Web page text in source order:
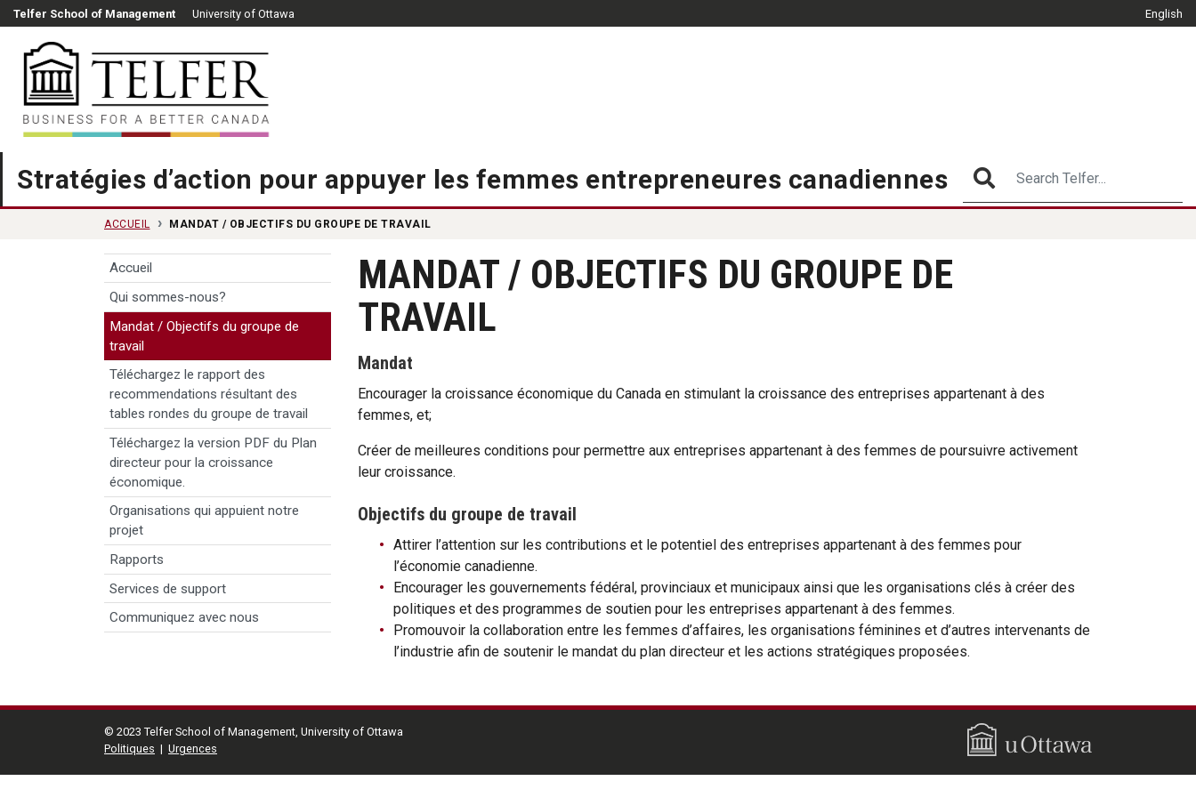
Passer au contenu principal
Telfer School of Management University of Ottawa English
Telfer School of Management - Connects You to What Matters
Stratégies d’action pour appuyer les femmes entrepreneures canadiennes
SEARCH
ACCUEIL MANDAT / OBJECTIFS DU GROUPE DE TRAVAIL
Accueil
Qui sommes-nous?
Mandat / Objectifs du groupe de
travail
Téléchargez le rapport des
recommendations résultant des
tables rondes du groupe de travail
Téléchargez la version PDF du Plan
directeur pour la croissance
économique.
Organisations qui appuient notre
projet
Rapports
Services de support
Communiquez avec nous
MANDAT / OBJECTIFS DU GROUPE DE
TRAVAIL
Mandat
Encourager la croissance économique du Canada en stimulant la croissance des entreprises appartenant à des
femmes, et;
Créer de meilleures conditions pour permettre aux entreprises appartenant à des femmes de poursuivre activement
leur croissance.
Objectifs du groupe de travail
Attirer l’attention sur les contributions et le potentiel des entreprises appartenant à des femmes pour
l’économie canadienne.
Encourager les gouvernements fédéral, provinciaux et municipaux ainsi que les organisations clés à créer des
politiques et des programmes de soutien pour les entreprises appartenant à des femmes.
Promouvoir la collaboration entre les femmes d’affaires, les organisations féminines et d’autres intervenants de
l’industrie afin de soutenir le mandat du plan directeur et les actions stratégiques proposées.
© 2023 Telfer School of Management, University of Ottawa
Politiques | Urgences
CLOSE